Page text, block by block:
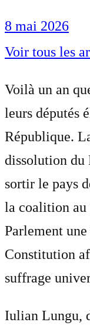
8 mai 2026
Voir tous les
Voilà un an
leurs députés
République.
dissolution du
sortir le pays
la coalition au
Parlement
Constitution
suffrage
Iulian Lungu,